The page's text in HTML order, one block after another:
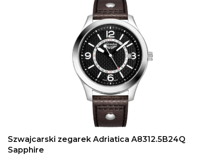
Szwajcarski zegarek Adriatica A8312.5B24Q
Sapphire